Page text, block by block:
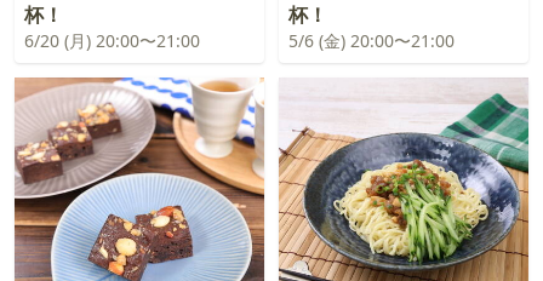
杯！
6/20 (月) 20:00〜21:00
杯！
5/6 (金) 20:00〜21:00